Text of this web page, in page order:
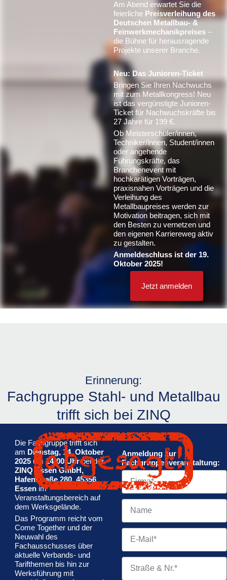
Am Abend erwartet Sie die
feierliche Preisverleihung des
Deutschen Metallbau- &
Feinwerkmechanikpreises –
die Bühne für herausragende
Projekte unserer Branche.
Neu: Das Junioren-Ticket
Bringen Sie Ihren Nachwuchs
mit zum Metallkongress! Neu
ist das vergünstigte Junioren-
Ticket für Nachwuchskräfte bis
27 Jahre für 199 €.
Ob Meisterschüler/innen,
Techniker/innen, Student/innen
oder angehende
Führungskräfte, das
Branchenevent mit
hochkarätigen Vorträgen,
praxisnahen Vorträgen und die
Verleihung des
Metallbaupreises werden zur
Motivation beitragen, sich mit
den Besten zu vernetzen und
den eigenen Karriereweg aktiv
zu gestalten.
Anmeldeschluss ist der 19.
Oktober 2025!
Jetzt anmelden
Erinnerung:
Fachgruppe Stahl- und Metallbau
trifft sich bei ZINQ
Die Fachgruppe trifft sich
am Dienstag, 14. Oktober
2025 um14:00 Uhrbei der
ZINQ Essen GmbH,
Hafenstraße 280, 45356
Essen im
Veranstaltungsbereich auf
dem Werksgelände.
Das Programm reicht vom
Come Together und der
Neuwahl des
Fachausschusses über
aktuelle Verbands- und
Tarifthemen bis hin zur
Werksführung mit
Anmeldung zur
Fachgruppenveranstaltung:
Firma
Ansprechpartner
E-
Mail
Straße